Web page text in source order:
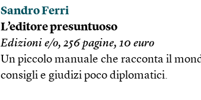
Sandro Ferri
L’editore presuntuoso
Edizioni e/o, 256 pagine, 10 euro
Un piccolo manuale che racconta il
consigli e giudizi poco diplomatici.